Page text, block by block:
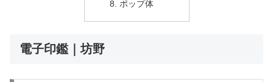
ポップ体
電子印鑑｜坊野